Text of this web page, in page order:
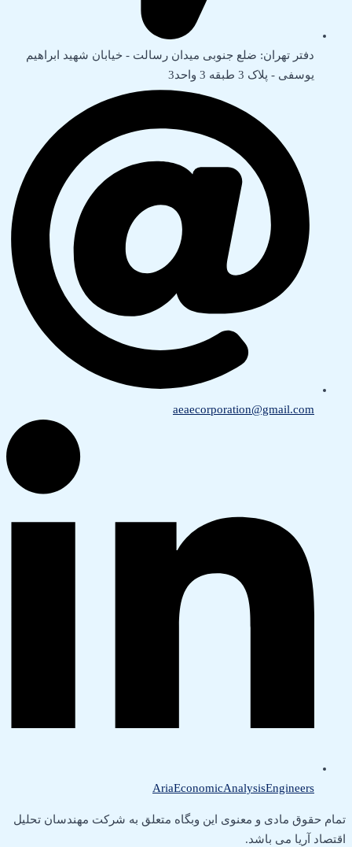
دفتر تهران: ضلع جنوبی میدان رسالت - خیابان شهید ابراهیم
یوسفی - پلاک 3 طبقه 3 واحد3
aeaecorporation@gmail.com
AriaEconomicAnalysisEngineers
تمام حقوق مادی و معنوی این وبگاه متعلق به شرکت مهندسان تحلیل
اقتصاد آریا می باشد.